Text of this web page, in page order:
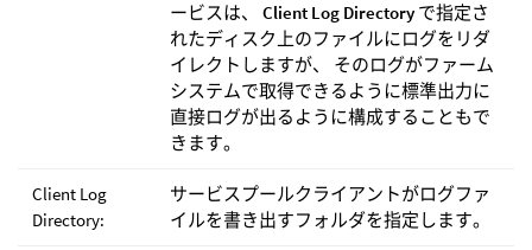
ービスは、 Client Log Directory で指定さ
れたディスク上のファイルにログをリダ
イレクトしますが、 そのログがファーム
システムで取得できるように標準出力に
直接ログが出るように構成することもで
きます。
Client Log
Directory:
サービスプールクライアントがログファ
イルを書き出すフォルダを指定します。